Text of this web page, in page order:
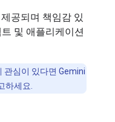
공되며 책임감 있
및 애플리케이션
관심이 있다면 Gemini
하세요.